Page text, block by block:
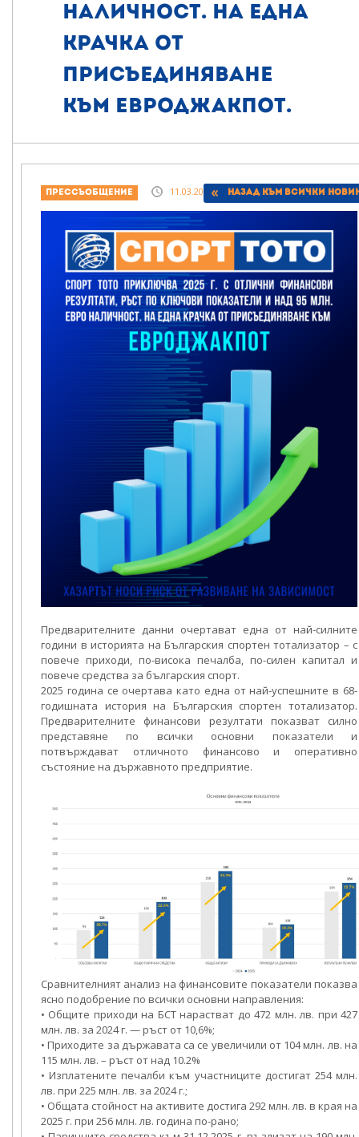
наличност. На една
крачка от
присъединяване
към Евроджакпот.
Прессъобщение 11.03.2026, 17:36Назад към всички
Предварителните данни очертават една от най-силните
години в историята на Българския спортен тотализатор – с
повече приходи, по-висока печалба, по-силен капитал и
повече средства за българския спорт.
2025 година се очертава като една от най-успешните в 68-
годишната история на Българския спортен тотализатор.
Предварителните финансови резултати показват силно
представяне по всички основни показатели и
потвърждават отличното финансово и оперативно
състояние на държавното предприятие.
Сравнителният анализ на финансовите показатели показва
ясно подобрение по всички основни направления:
• Общите приходи на БСТ нарастват до 472 млн. лв. при 427
млн. лв. за 2024 г. — ръст от 10,6%;
• Приходите за държавата са се увеличили от 104 млн. лв. на
115 млн. лв. – ръст от над 10.2%
• Изплатените печалби към участниците достигат 254 млн.
лв. при 225 млн. лв. за 2024 г.;
• Общата стойност на активите достига 292 млн. лв. в края на
2025 г. при 256 млн. лв. година по-рано;